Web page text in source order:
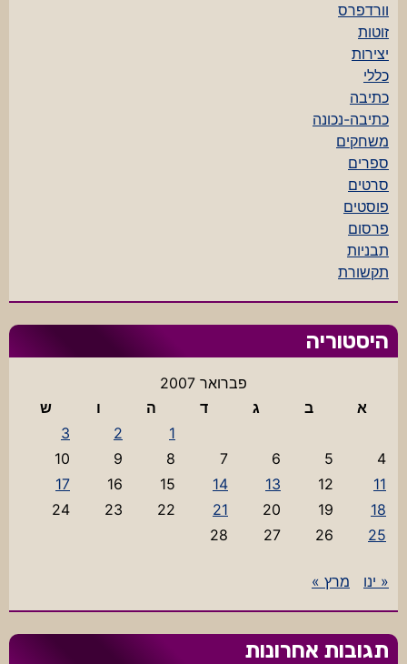
וורדפרס
זוטות
יצירות
כללי
כתיבה
כתיבה-נכונה
משחקים
ספרים
סרטים
פוסטים
פרסום
תבניות
תקשורת
היסטוריה
פברואר 2007
א
ב ג ד ה ו
ש
1
2
3
4
5
6
7
8
9
10
11
12
13
14
15
16
17
18
19
20
21
22
23
24
25
26
27
28
« ינו מרץ »
תגובות אחרונות